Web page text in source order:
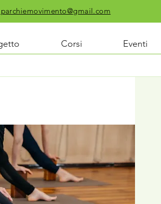
Corsi Eventi